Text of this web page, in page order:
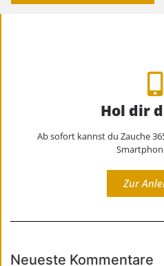
Hol dir
Ab sofort kannst du Zauche
Zur
Neueste Kommentare